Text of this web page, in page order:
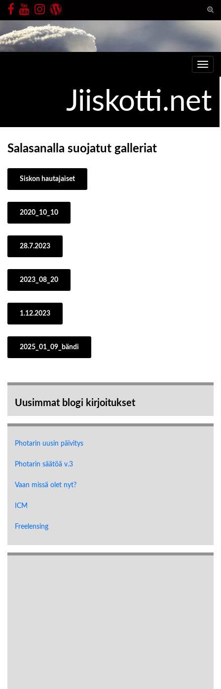
form
Search for:
Jiiskotti.net
Salasanalla suojatut galleriat
Siskon hautajaiset
2020_10_10
28.7.2023
2023_08_20
1.12.2023
2025_01_09_bändi
Uusimmat blogi kirjoitukset
Photarin uusin päivitys
Photarin säätöä v.3
Vaan missä olet nyt?
ICM
Freelensing